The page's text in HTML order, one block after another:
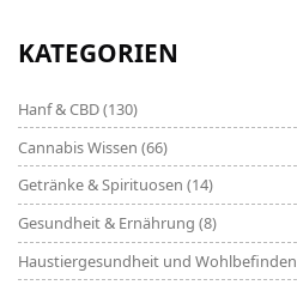
KATEGORIEN
Hanf & CBD(130)
Cannabis Wissen (66)
Getränke & Spirituosen (14)
Gesundheit & Ernährung (8)
Haustiergesundheit und Wohlbefinden